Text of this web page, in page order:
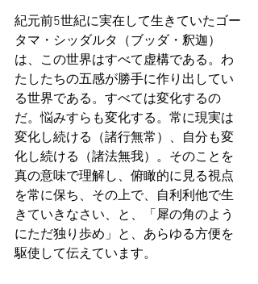
紀元前5世紀に実在して生きていたゴー
タマ・シッダルタ（ブッダ・釈迦）
は、この世界はすべて虚構である。わ
たしたちの五感が勝手に作り出してい
る世界である。すべては変化するの
だ。悩みすらも変化する。常に現実は
変化し続ける（諸行無常）、自分も変
化し続ける（諸法無我）。そのことを
真の意味で理解し、俯瞰的に見る視点
を常に保ち、その上で、自利利他で生
きていきなさい、と、「犀の角のよう
にただ独り歩め」と、あらゆる方便を
駆使して伝えています。